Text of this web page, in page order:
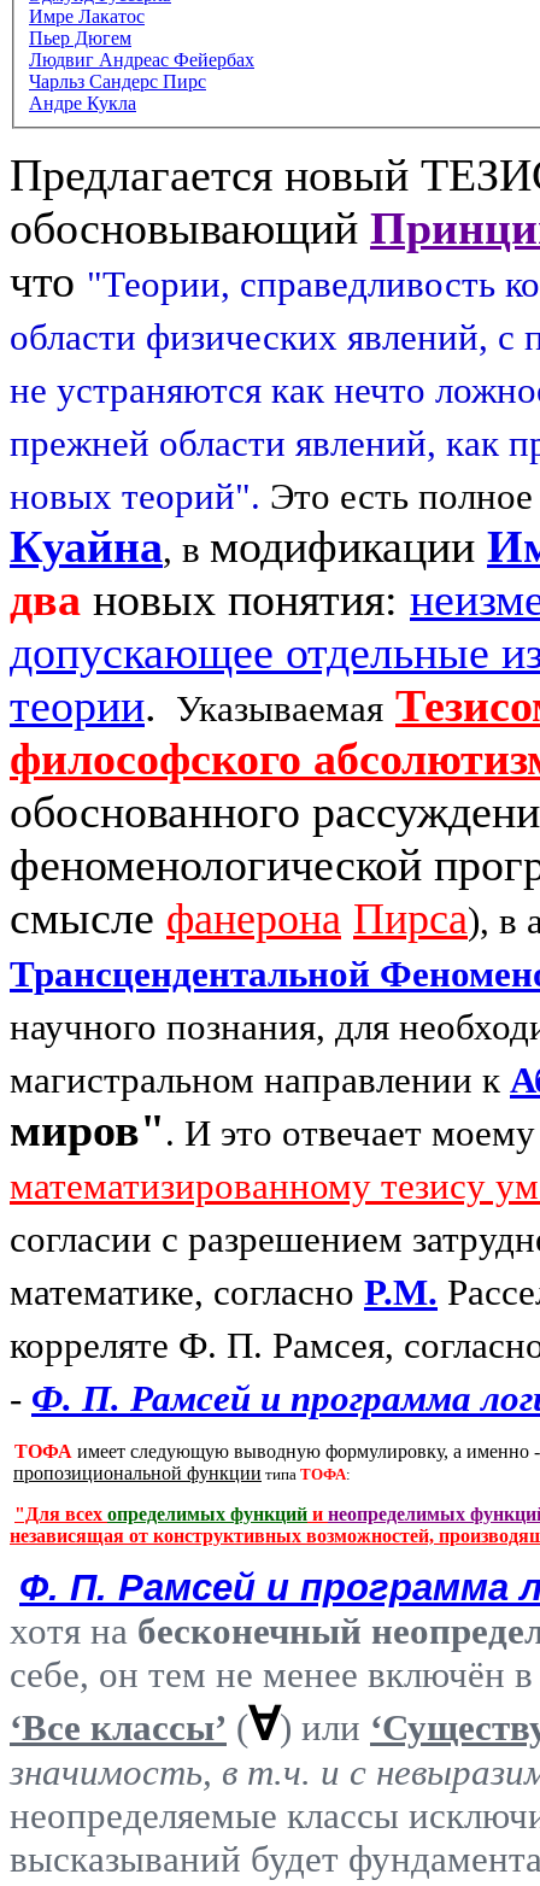
Имре Лакатос
Пьер Дюгем
Людвиг Андреас Фейербах
Чарльз Сандерс Пирс
Андре Кукла
Предлагается новый
обосновывающий
что "Теории, справедливость
области физических явлений,
не устраняются как нечто
прежней области явлений, как
новых теорий". Это есть
Куайна, в модификации
два новых понятия:
допускающее отдельные
теории. Указываемая
философского
обоснованного
феноменологической
смысле фанерона Пирса), в
Трансцендентальной
научного познания, для
магистральном направлении к
миров". И это отвечает
математизированному тезису
согласии с разрешением
математике, согласно P.M.
корреляте Ф. П. Рамсея,
- Ф. П. Рамсей и программа
ТОФА имеет следующую выводную формулировку, а именно
пропозициональной функции типа ТОФА:
"Для всех определимых функций и неопределимых
независящая от конструктивных возможностей,
Ф. П. Рамсей и программа
хотя на бесконечный
себе, он тем не менее включён
‘Все классы’ (∀) или
значимость, в т.ч. и с
неопределяемые классы
высказываний будет